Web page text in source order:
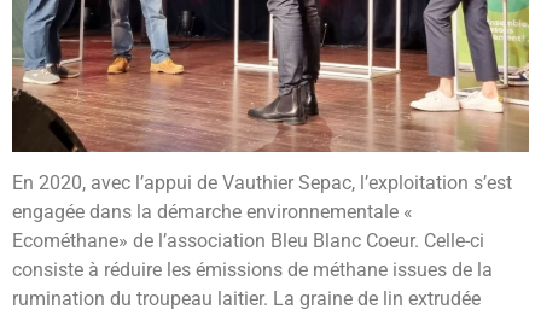
En 2020, avec l’appui de Vauthier Sepac, l’exploitation s’est
engagée dans la démarche environnementale «
Ecométhane» de l’association Bleu Blanc Coeur. Celle-ci
consiste à réduire les émissions de méthane issues de la
rumination du troupeau laitier. La graine de lin extrudée